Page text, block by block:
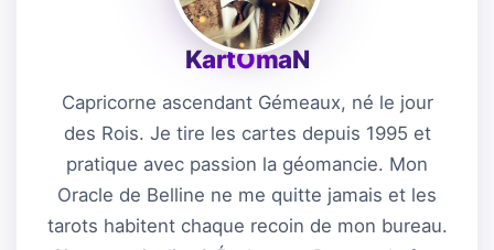
KartÔmaN
Capricorne ascendant Gémeaux, né le jour
des Rois. Je tire les cartes depuis 1995 et
pratique avec passion la géomancie. Mon
Oracle de Belline ne me quitte jamais et les
tarots habitent chaque recoin de mon bureau.